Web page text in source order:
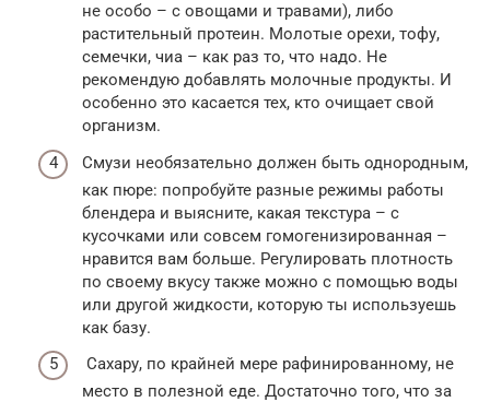
не особо – с овощами и травами), либо
растительный протеин. Молотые орехи, тофу,
семечки, чиа – как раз то, что надо. Не
рекомендую добавлять молочные продукты. И
особенно это касается тех, кто очищает свой
организм.
Смузи необязательно должен быть однородным,
как пюре: попробуйте разные режимы работы
блендера и выясните, какая текстура – с
кусочками или совсем гомогенизированная –
нравится вам больше. Регулировать плотность
по своему вкусу также можно с помощью воды
или другой жидкости, которую ты используешь
как базу.
Сахару, по крайней мере рафинированному, не
место в полезной еде. Достаточно того, что за